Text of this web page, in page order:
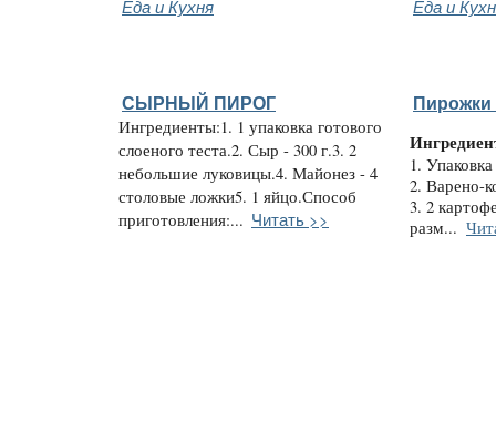
Еда и Кухня Еда и
СЫРНЫЙ ПИРОГ
Ингредиенты:1. 1 упаковка готового
слоеного теста.2. Сыр - 300 г.3. 2
небольшие луковицы.4. Майонез - 4
столовые ложки5. 1 яйцо.Способ
приготовления:... Читать >>
Пирожки
1.
2. Варено-
3. 2
разм...